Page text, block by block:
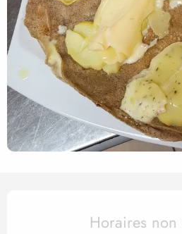
Ouverture et
Horaires